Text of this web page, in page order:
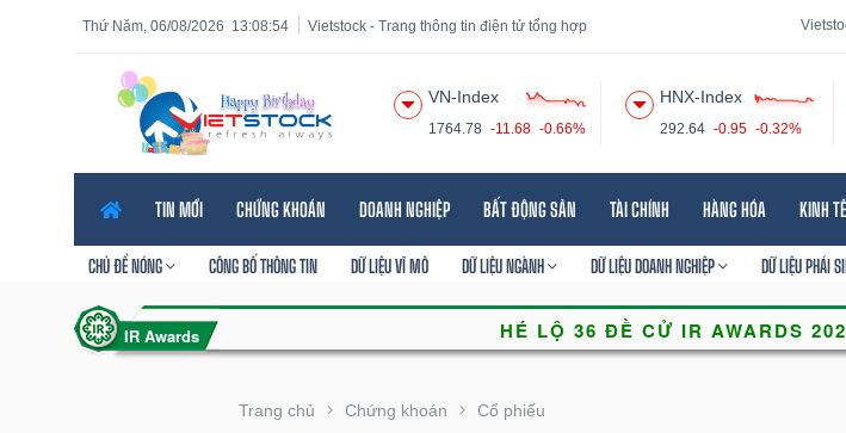
13:08:56
Thứ Năm, 06/08/2026 Vietstock - Trang thông tin điện tử tổng hợp
VN-Index
1764.78 -11.68 -0.66%
HNX-Index
292.64 -0.95 -0.32%
TIN MỚI CHỨNG KHOÁN DOANH NGHIỆP BẤT ĐỘNG SẢN TÀI CHÍNH HÀNG HÓA KINH TẾ
CHỦ ĐỀ NÓNG CÔNG BỐ THÔNG TIN DỮ LIỆU VĨ MÔ DỮ LIỆU NGÀNH DỮ LIỆU DOANH NGHIỆP DỮ LIỆU PHÁI
Trang chủ Chứng khoán Cổ phiếu
Tính năng
năng
VIETSTOCK